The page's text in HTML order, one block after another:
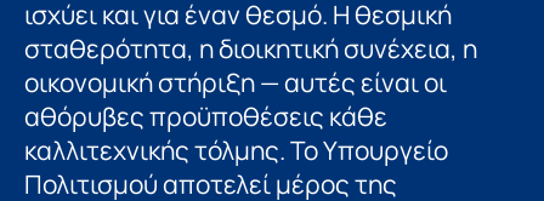
ισχύει και για έναν θεσμό. Η θεσμική
σταθερότητα, η διοικητική συνέχεια, η
οικονομική στήριξη — αυτές είναι οι
αθόρυβες προϋποθέσεις κάθε
καλλιτεχνικής τόλμης. Το Υπουργείο
Πολιτισμού αποτελεί μέρος της